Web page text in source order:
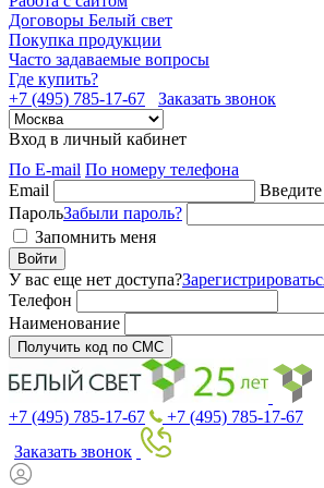
Договоры Белый свет
Покупка продукции
Часто задаваемые вопросы
Где купить?
+7 (495) 785-17-67
Заказать звонок
Вход в личный кабинет
По E-mail По номеру телефона
Email
ПарольЗабыли пароль?
Запомнить меня
Войти
У вас еще нет доступа?
Телефон
Наименование
Получить код по СМС
+7 (495) 785-17-67
+7 (495) 785-17-67
Заказать звонок